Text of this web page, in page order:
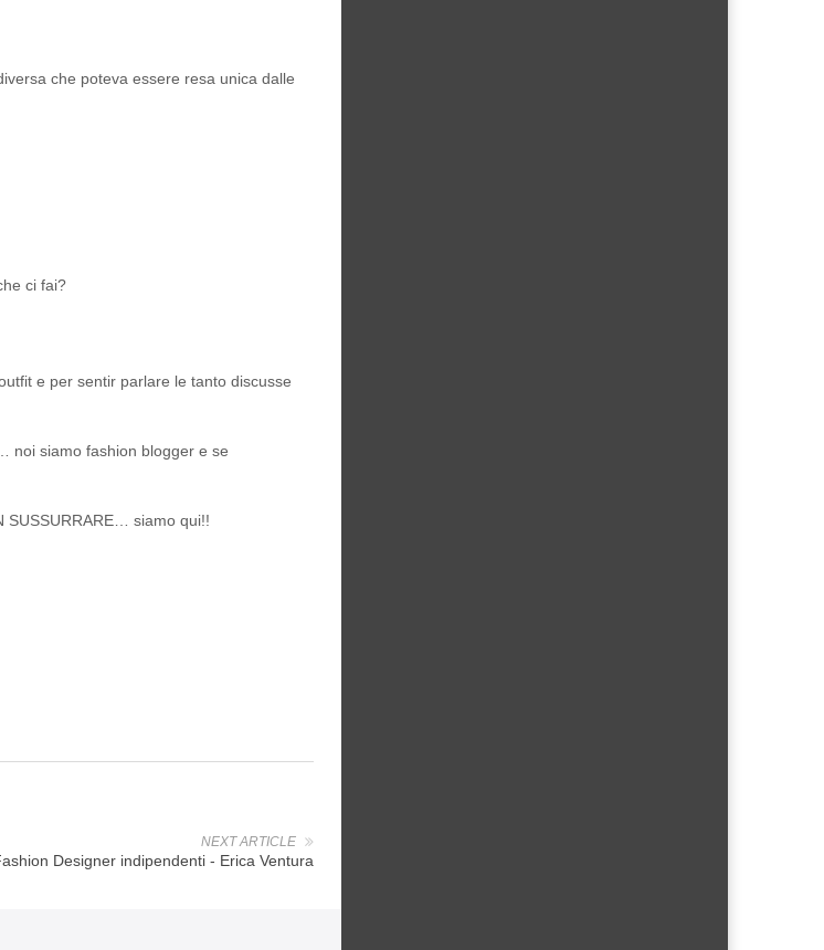
che poteva essere resa unica dalle
ci fai?
e per sentir parlare le tanto discusse
noi siamo fashion blogger e se
SUSSURRARE… siamo qui!!
NEXT ARTICLE
Designer indipendenti - Erica Ventura